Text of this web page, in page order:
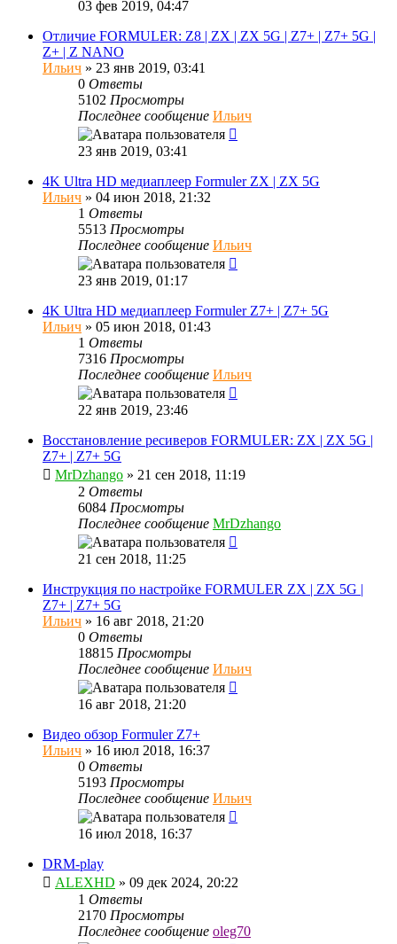
03 фев 2019, 04:47
Отличие FORMULER: Z8 | ZX | ZX 5G | Z7+ | Z7+ 5G |
Z+ | Z NANO
Ильич » 23 янв 2019, 03:41
0 Ответы
5102 Просмотры
Последнее сообщение Ильич
23 янв 2019, 03:41
4K Ultra HD медиаплеер Formuler ZX | ZX 5G
Ильич » 04 июн 2018, 21:32
1 Ответы
5513 Просмотры
Последнее сообщение Ильич
23 янв 2019, 01:17
4K Ultra HD медиаплеер Formuler Z7+ | Z7+ 5G
Ильич » 05 июн 2018, 01:43
1 Ответы
7316 Просмотры
Последнее сообщение Ильич
22 янв 2019, 23:46
Восстановление ресиверов FORMULER: ZX | ZX 5G |
Z7+ | Z7+ 5G
MrDzhango » 21 сен 2018, 11:19
2 Ответы
6084 Просмотры
Последнее сообщение MrDzhango
21 сен 2018, 11:25
Инструкция по настройке FORMULER ZX | ZX 5G |
Z7+ | Z7+ 5G
Ильич » 16 авг 2018, 21:20
0 Ответы
18815 Просмотры
Последнее сообщение Ильич
16 авг 2018, 21:20
Видео обзор Formuler Z7+
Ильич » 16 июл 2018, 16:37
0 Ответы
5193 Просмотры
Последнее сообщение Ильич
16 июл 2018, 16:37
DRM-play
ALEXHD » 09 дек 2024, 20:22
1 Ответы
2170 Просмотры
Последнее сообщение oleg70